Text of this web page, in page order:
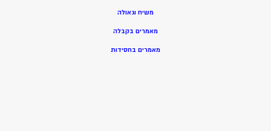
משיח וגאולה
מאמרים בקבלה
מאמרים בחסידות